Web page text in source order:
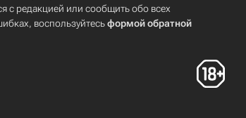
с редакцией или сообщить обо всех
воспользуйтесьформой обратной